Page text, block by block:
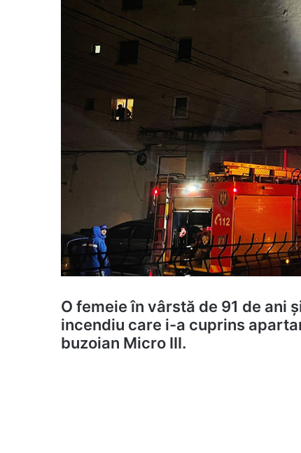
O femeie în vârstă de 91 de ani
incendiu care i-a cuprins
buzoian Micro III.